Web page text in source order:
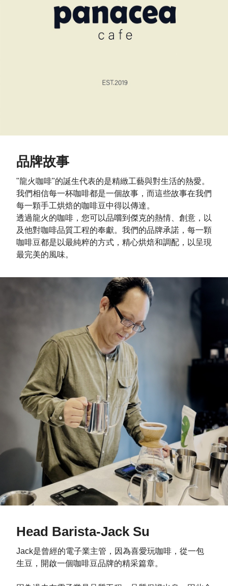
品牌故事
"龍火咖啡"的誕生代表的是精緻工藝與對生活的熱愛。
我們相信每一杯咖啡都是一個故事，而這些故事在我們
每一顆手工烘焙的咖啡豆中得以傳達。
透過龍火的咖啡，您可以品嚐到傑克的熱情、創意，以
及他對咖啡品質工程的奉獻。我們的品牌承諾，每一顆
咖啡豆都是以最純粹的方式，精心烘焙和調配，以呈現
最完美的風味。
Head Barista-Jack Su
Jack是曾經的電子業主管，因為喜愛玩咖啡，從一包
生豆，開啟一個咖啡豆品牌的精采篇章。